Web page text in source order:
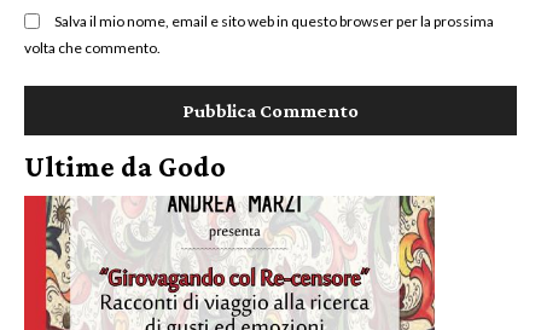
Salva il mio nome, email e sito web in questo browser per la prossima
volta che commento.
Ultime da Godo